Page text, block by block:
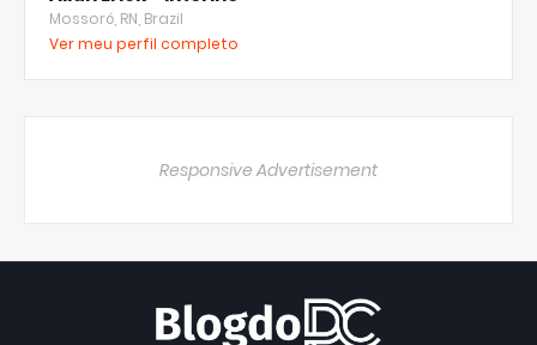
Mossoró, RN, Brazil
Ver meu perfil completo
Responsive Advertisement